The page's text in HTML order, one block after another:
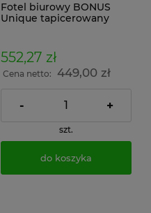
Fotel biurowy BONUS
Unique tapicerowany
regulowaną wysokością
oparcia oraz
podłokietnikami
552,27 zł
Cena netto: 449,00 zł
- +
szt.
do koszyka